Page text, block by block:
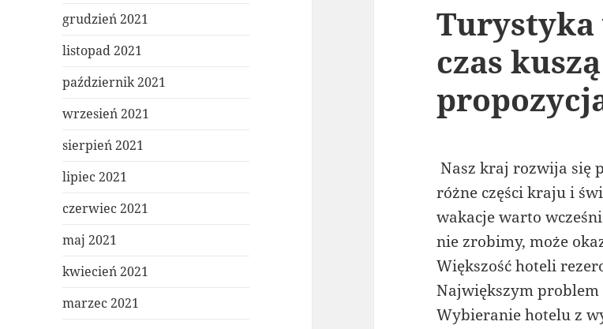
grudzień 2021
listopad 2021
październik 2021
wrzesień 2021
sierpień 2021
lipiec 2021
czerwiec 2021
maj 2021
kwiecień 2021
marzec 2021
Turystyka
czas
Nasz kraj rozwija się
różne części kraju i
wakacje warto
nie zrobimy, może
Większość hoteli
Największym problem
Wybieranie hotelu z